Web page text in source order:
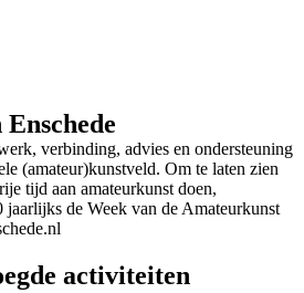
verbinding, advies en ondersteuning
(amateur)kunstveld. Om te laten zien
tijd aan amateurkunst doen,
jaarlijks de Week van de Amateurkunst
activiteiten